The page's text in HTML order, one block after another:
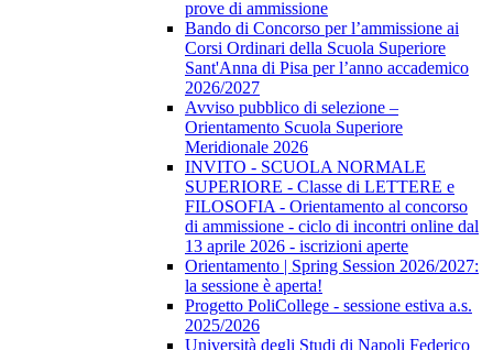
prove di ammissione
Bando di Concorso per l’ammissione ai
Corsi Ordinari della Scuola Superiore
Sant'Anna di Pisa per l’anno accademico
2026/2027
Avviso pubblico di selezione –
Orientamento Scuola Superiore
Meridionale 2026
INVITO - SCUOLA NORMALE
SUPERIORE - Classe di LETTERE e
FILOSOFIA - Orientamento al concorso
di ammissione - ciclo di incontri online dal
13 aprile 2026 - iscrizioni aperte
Orientamento | Spring Session 2026/2027:
la sessione è aperta!
Progetto PoliCollege - sessione estiva a.s.
2025/2026
Università degli Studi di Napoli Federico